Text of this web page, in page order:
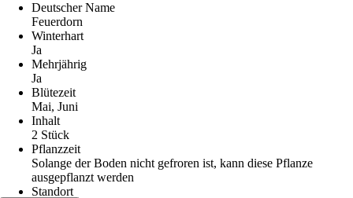
Deutscher Name
Feuerdorn
Winterhart
Ja
Mehrjährig
Ja
Blütezeit
Mai, Juni
Inhalt
2 Stück
Pflanzzeit
Solange der Boden nicht gefroren ist, kann diese Pflanze
ausgepflanzt werden
Standort